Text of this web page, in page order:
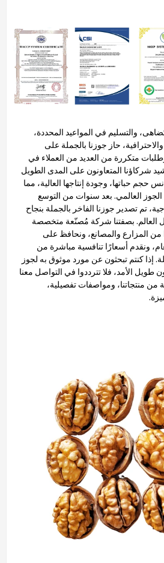
والتسليم في المواعيد المحددة،
حاز جوزنا بالجملة على
متكررة من العديد من العملاء في
شركاؤنا المتعاونون على المدى الطويل
حجم حباتها، وجودة إنتاجها العالية، مما
العالمي. بعد سنوات من التوسع
تم تصدير جوزنا الفاخر بالجملة بنجاح
120 دولة حول العالم. بصفتنا شركة مُصنّعة متخصصة
من المزارع والمصانع، ونحافظ على
ونقدم أسعارًا تنافسية مباشرة من
إذا كنتم تبحثون عن مورد موثوق به لجوز
طويل الأمد، فلا تترددوا في التواصل معنا
منتجاتنا، ومواصفات تفصيلية،